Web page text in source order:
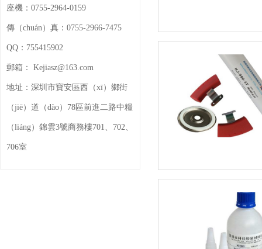
座機： 0755-2964-0159
傳（chuán）真： 0755-2966-7475
QQ： 755415902
郵箱： Kejiasz@163.com
地址： 深圳市寶安區西（xī）鄉街
（jiē）道（dào）78區前進二路中糧
（liáng）錦雲3號商務樓701、702、
706室